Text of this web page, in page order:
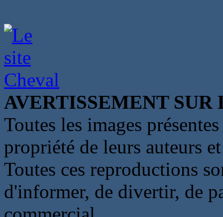
AVERTISSEMENT
Toutes les images
propriété de leurs auteurs
Toutes ces reproductions
d'informer, de divertir, de